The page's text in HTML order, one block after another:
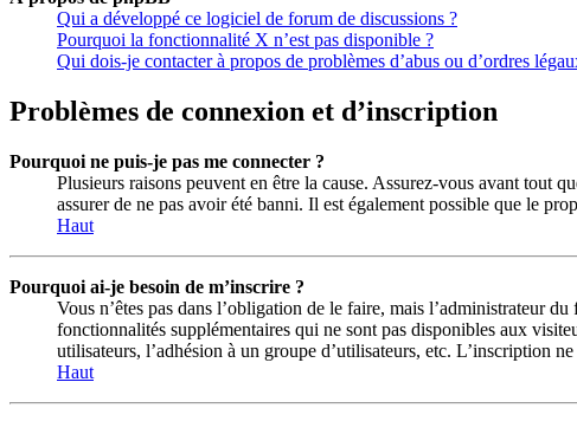
Qui a développé ce logiciel de forum de discussions ?
Pourquoi la fonctionnalité X n’est pas disponible ?
Qui dois-je contacter à propos de problèmes d’abus ou d’ordres
Problèmes de connexion et d’inscription
Pourquoi ne puis-je pas me connecter ?
Plusieurs raisons peuvent en être la cause. Assurez-vous avant tout
assurer de ne pas avoir été banni. Il est également possible que le
Haut
Pourquoi ai-je besoin de m’inscrire ?
Vous n’êtes pas dans l’obligation de le faire, mais l’administrateur
fonctionnalités supplémentaires qui ne sont pas disponibles aux
utilisateurs, l’adhésion à un groupe d’utilisateurs, etc. L’inscription
Haut